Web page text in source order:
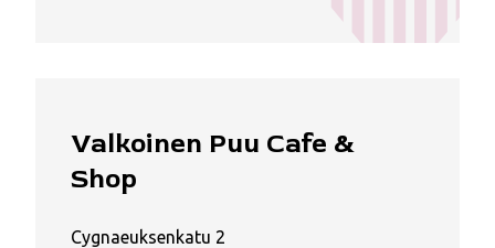
Valkoinen Puu Cafe &
Shop
Cygnaeuksenkatu 2